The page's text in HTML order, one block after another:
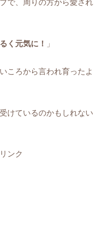
で、周りの方から愛され
く元気に！ 」
ころから言われ育ったよ
けているのかもしれない
ンク